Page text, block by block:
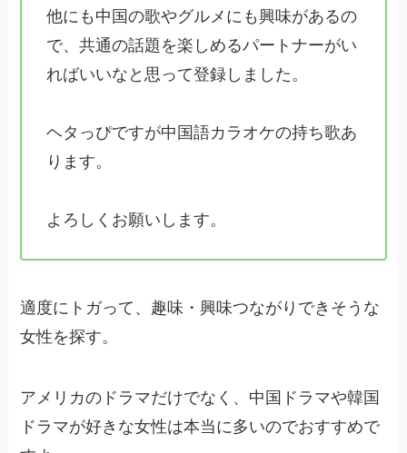
他にも中国の歌やグルメにも興味があるの
で、共通の話題を楽しめるパートナーがい
ればいいなと思って登録しました。
ヘタっぴですが中国語カラオケの持ち歌あ
ります。
よろしくお願いします。
適度にトガって、趣味・興味つながりできそうな
女性を探す。
アメリカのドラマだけでなく、中国ドラマや韓国
ドラマが好きな女性は本当に多いのでおすすめで